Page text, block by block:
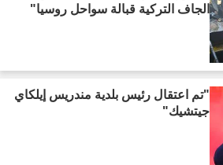
الجاف التركية قبالة سواحل روسيا"
"تم اعتقال رئيس بلدية مندريس إيلكاي
جيتشيك"